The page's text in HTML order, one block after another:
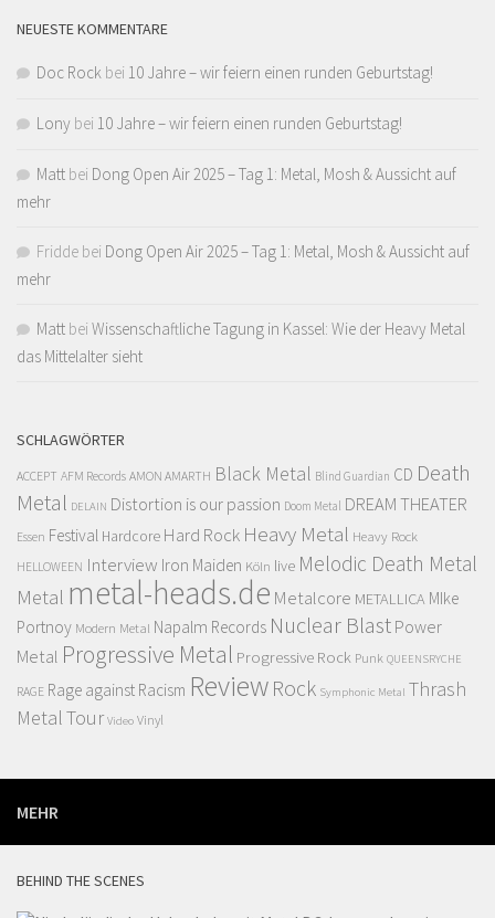
NEUESTE KOMMENTARE
Doc Rock bei 10 Jahre – wir feiern einen runden Geburtstag!
Lony bei 10 Jahre – wir feiern einen runden Geburtstag!
Matt bei Dong Open Air 2025 – Tag 1: Metal, Mosh & Aussicht auf
mehr
Fridde bei Dong Open Air 2025 – Tag 1: Metal, Mosh & Aussicht auf
mehr
Matt bei Wissenschaftliche Tagung in Kassel: Wie der Heavy Metal
das Mittelalter sieht
SCHLAGWÖRTER
ACCEPT AFM Records AMON AMARTH Black Metal Blind Guardian CD Death
Metal DELAIN Distortion is our passion Doom Metal DREAM THEATER
Essen Festival Hardcore Hard Rock Heavy Metal Heavy Rock
HELLOWEEN Interview Iron Maiden Köln live Melodic Death Metal
Metal metal-heads.de Metalcore METALLICA MIke
Portnoy Modern Metal Napalm Records Nuclear Blast Power
Metal Progressive Metal Progressive Rock Punk QUEENSRYCHE
RAGE Rage against Racism Review Rock Symphonic Metal Thrash
MetalTour Video Vinyl
MEHR
BEHIND THE SCENES